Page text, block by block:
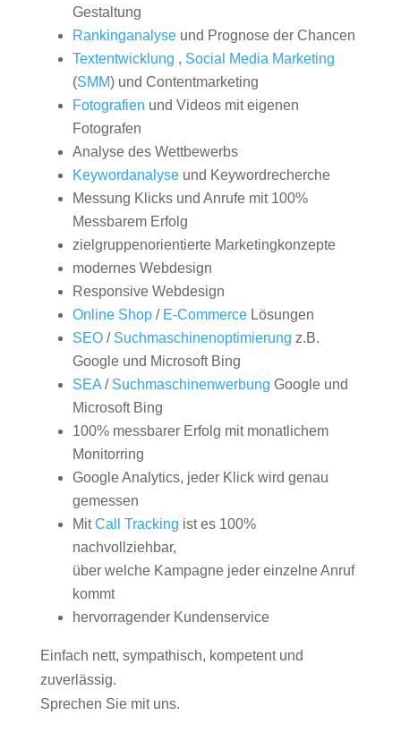
Gestaltung
Rankinganalyseund Prognose der Chancen
Textentwicklung , Social Media Marketing
(SMM) und Contentmarketing
Fotografien und Videos mit eigenen
Fotografen
Analyse des Wettbewerbs
Keywordanalyseund Keywordrecherche
Messung Klicks und Anrufe mit 100%
Messbarem Erfolg
zielgruppenorientierte Marketingkonzepte
modernes Webdesign
Responsive Webdesign
Online Shop/ E-CommerceLösungen
SEO/ Suchmaschinenoptimierung z.B.
Google und Microsoft Bing
SEA/ Suchmaschinenwerbung Google und
Microsoft Bing
100% messbarer Erfolg mit monatlichem
Monitorring
Google Analytics, jeder Klick wird genau
gemessen
MitCall Tracking ist es 100%
nachvollziehbar,
über welche Kampagne jeder einzelne Anruf
kommt
hervorragender Kundenservice
Einfach nett, sympathisch, kompetent und
zuverlässig.
Sprechen Sie mit uns.